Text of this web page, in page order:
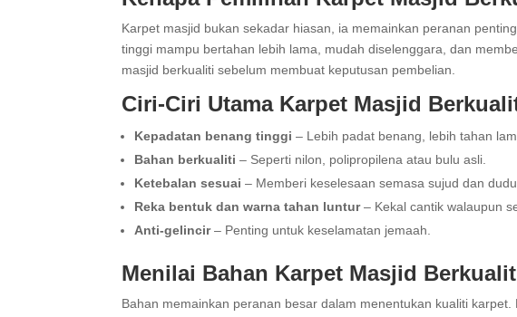
Karpet masjid bukan sekadar hiasan, ia memainkan peranan
tinggi mampu bertahan lebih lama, mudah diselenggara, dan
masjid berkualiti sebelum membuat keputusan pembelian.
Ciri-Ciri Utama Karpet Masjid
Kepadatan benang tinggi – Lebih padat benang, lebih tahan
Bahan berkualiti – Seperti nilon, polipropilena atau bulu asli.
Ketebalan sesuai – Memberi keselesaan semasa sujud dan
Reka bentuk dan warna tahan luntur– Kekal cantik walaupun
Anti-gelincir– Penting untuk keselamatan jemaah.
Menilai Bahan Karpet Masjid
Bahan memainkan peranan besar dalam menentukan kualiti